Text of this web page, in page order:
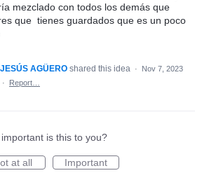
mezclado con todos los demás que
que tienes guardados que es un poco
JESÚS AGÜERO shared this idea ·
Nov 7, 2023
·
Report…
important is this to you?
at all
Important